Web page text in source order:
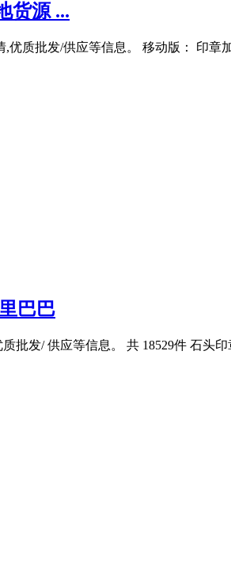
货源 ...
质批发/供应等信息。 移动版： 印章
巴巴
批发/ 供应等信息。 共 18529件 石头